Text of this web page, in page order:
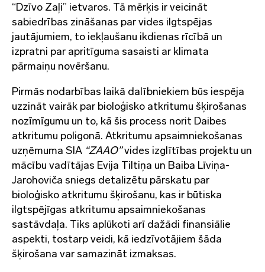
“Dzīvo Zaļi” ietvaros. Tā mērķis ir veicināt
sabiedrības zināšanas par vides ilgtspējas
jautājumiem, to iekļaušanu ikdienas rīcībā un
izpratni par apritīguma sasaisti ar klimata
pārmaiņu novēršanu.
Pirmās nodarbības laikā dalībniekiem būs iespēja
uzzināt vairāk par bioloģisko atkritumu šķirošanas
nozīmīgumu un to, kā šis process norit Daibes
atkritumu poligonā. Atkritumu apsaimniekošanas
uzņēmuma SIA “ZAAO”vides izglītības projektu un
mācību vadītājas Evija Tiltiņa un Baiba Līviņa-
Jarohoviča sniegs detalizētu pārskatu par
bioloģisko atkritumu šķirošanu, kas ir būtiska
ilgtspējīgas atkritumu apsaimniekošanas
sastāvdaļa. Tiks aplūkoti arī dažādi finansiālie
aspekti, tostarp veidi, kā iedzīvotājiem šāda
šķirošana var samazināt izmaksas.